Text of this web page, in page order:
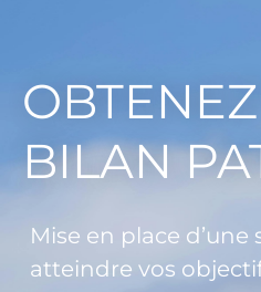
BILAN
Mise en place
atteindre vos